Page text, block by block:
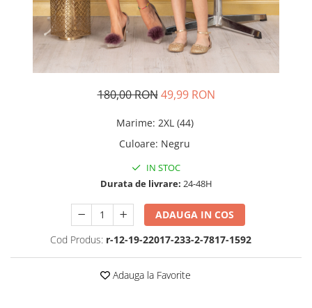
Rochii cu imprimeu
180,00 RON 49,99 RON
Marime: 2XL (44)
Culoare: Negru
IN STOC
Durata de livrare: 24-48H
ADAUGA IN COS
Cod Produs: r-12-19-22017-233-2-7817-1592
Adauga la Favorite